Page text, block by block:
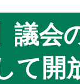
議会
て開